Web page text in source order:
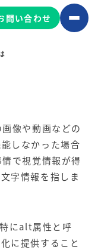
問い合わせ
像や動画などの
しなかった場合
で視覚情報が得
字情報を指しま
にalt属性と呼
に提供すること